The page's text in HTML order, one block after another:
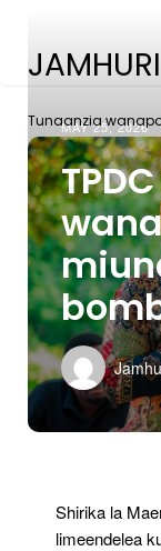
Tunaanzia
MAY 25, 2026
Shirika la
limeendelea